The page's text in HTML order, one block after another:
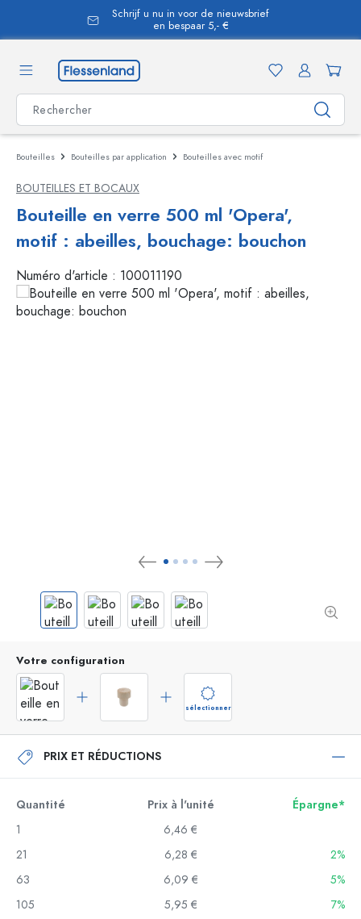
Schrijf u nu in voor de nieuwsbrief
en bespaar 5,- €
Bouteilles Bouteilles par application Bouteilles avec motif
BOUTEILLES ET BOCAUX
Bouteille en verre 500 ml 'Opera',
motif : abeilles, bouchage: bouchon
Numéro d'article : 100011190
Votre configuration
sélectionner
PRIX ET RÉDUCTIONS
Quantité Prix à l'unité
Épargne*
1
6,46 €
21
6,28 €
2%
63
6,09 €
5%
105
5,95 €
7%